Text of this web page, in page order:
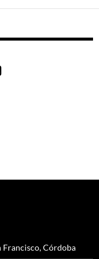
Francisco, Córdoba